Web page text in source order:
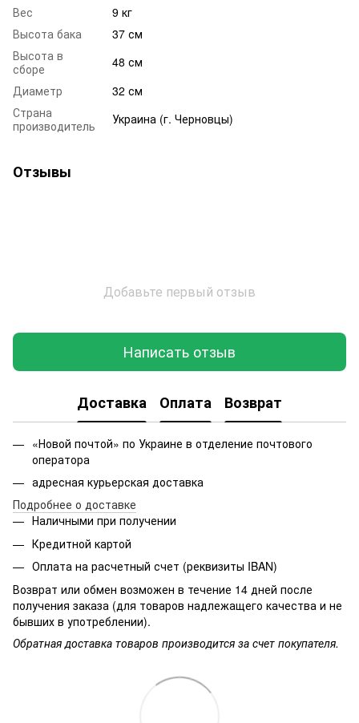
Вес
9 кг
Высота бака
37 см
Высота в
сборе
48 см
Диаметр
32 см
Страна
производитель
Украина (г. Черновцы)
Отзывы
Добавьте первый отзыв
Написать отзыв
Доставка Оплата Возврат
«Новой почтой» по Украине в отделение почтового
оператора
адресная курьерская доставка
Подробнее о доставке
Наличными при получении
Кредитной картой
Оплата на расчетный счет (реквизиты IBAN)
Возврат или обмен возможен в течение 14 дней после
получения заказа (для товаров надлежащего качества и не
бывших в употреблении).
Обратная доставка товаров производится за счет покупателя.